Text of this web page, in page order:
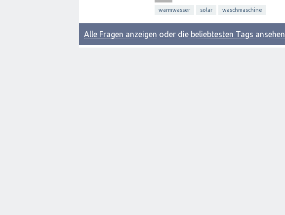
warmwasser solar waschmaschine
Alle Fragen anzeigen oder die beliebtesten Tags ansehen